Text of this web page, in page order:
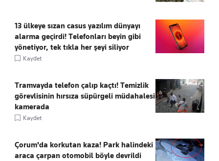
13 ülkeye sızan casus yazılım dünyayı
alarma geçirdi! Telefonları beyin gibi
yönetiyor, tek tıkla her şeyi siliyor
Kaydet
Tramvayda telefon çalıp kaçtı! Temizlik
görevlisinin hırsıza süpürgeli müdahalesi
kamerada
Kaydet
Çorum'da korkutan kaza! Park halindeki
araca çarpan otomobil böyle devrildi